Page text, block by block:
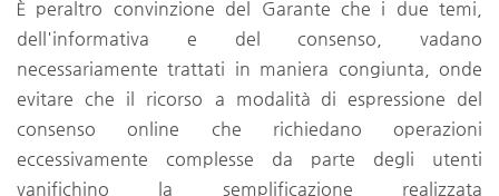
È peraltro convinzione del Garante che i due temi,
dell'informativa e del consenso, vadano
necessariamente trattati in maniera congiunta, onde
evitare che il ricorso a modalità di espressione del
consenso online che richiedano operazioni
eccessivamente complesse da parte degli utenti
vanifichino la semplificazione realizzata